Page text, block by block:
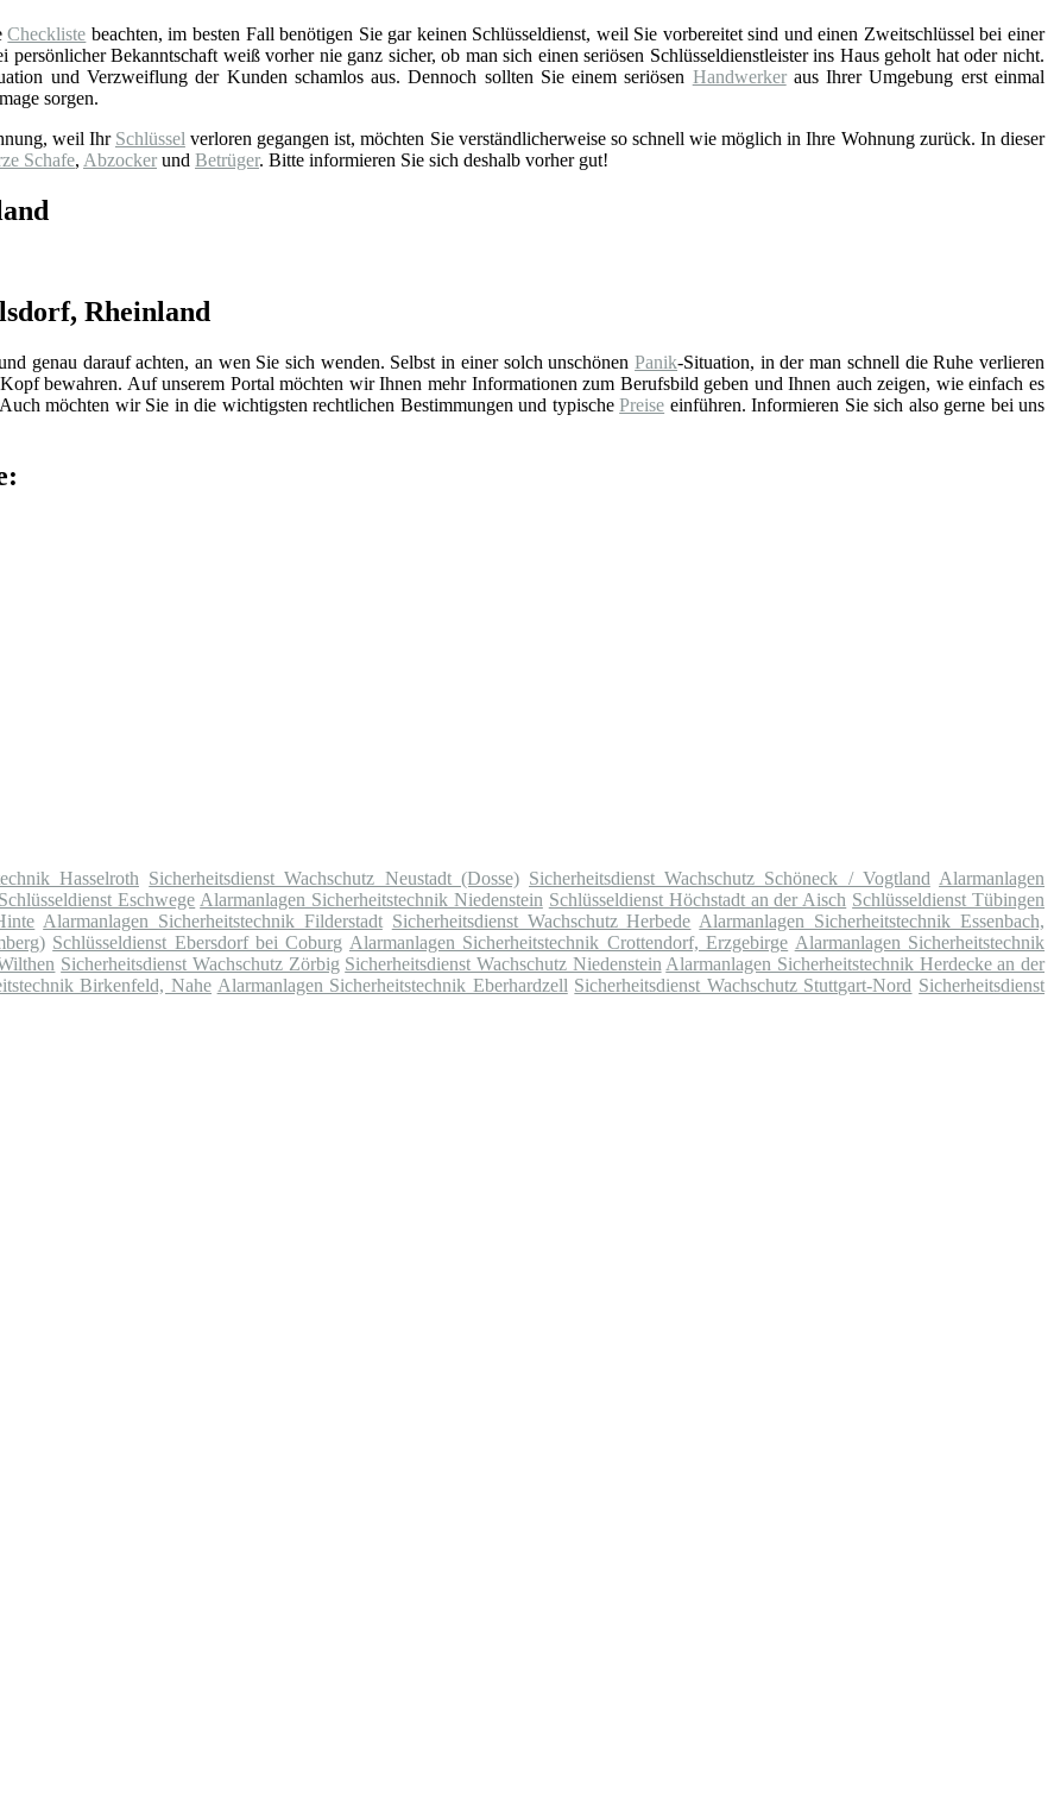
Checkliste beachten, im besten Fall benötigen Sie gar keinen Schlüsseldienst, weil Sie vorbereitet sind und einen Zweitschlüssel bei einer
Bekanntschaft weiß vorher nie ganz sicher, ob man sich einen seriösen Schlüsseldienstleister ins Haus geholt hat oder nicht.
und Verzweiflung der Kunden schamlos aus. Dennoch sollten Sie einem seriösen Handwerkeraus Ihrer Umgebung erst einmal
sorgen.
weil Ihr Schlüssel verloren gegangen ist, möchten Sie verständlicherweise so schnell wie möglich in Ihre Wohnung zurück. In dieser
Schafe, Abzocker und Betrüger. Bitte informieren Sie sich deshalb vorher gut!
Rheinland
genau darauf achten, an wen Sie sich wenden. Selbst in einer solch unschönenPanik-Situation, in der man schnell die Ruhe verlieren
bewahren. Auf unserem Portal möchten wir Ihnen mehr Informationen zum Berufsbild geben und Ihnen auch zeigen, wie einfach es
möchten wir Sie in die wichtigsten rechtlichen Bestimmungen und typischePreise einführen. Informieren Sie sich also gerne bei uns
Hasselroth Sicherheitsdienst Wachschutz Neustadt (Dosse) Sicherheitsdienst Wachschutz Schöneck / Vogtland Alarmanlagen
Schlüsseldienst Eschwege Alarmanlagen Sicherheitstechnik Niedenstein Schlüsseldienst Höchstadt an der Aisch Schlüsseldienst Tübingen
Alarmanlagen Sicherheitstechnik Filderstadt Sicherheitsdienst Wachschutz Herbede Alarmanlagen Sicherheitstechnik Essenbach,
Schlüsseldienst Ebersdorf bei Coburg Alarmanlagen Sicherheitstechnik Crottendorf, Erzgebirge Alarmanlagen Sicherheitstechnik
Sicherheitsdienst Wachschutz Zörbig Sicherheitsdienst Wachschutz Niedenstein Alarmanlagen Sicherheitstechnik Herdecke an der
Birkenfeld, Nahe Alarmanlagen Sicherheitstechnik Eberhardzell Sicherheitsdienst Wachschutz Stuttgart-Nord Sicherheitsdienst